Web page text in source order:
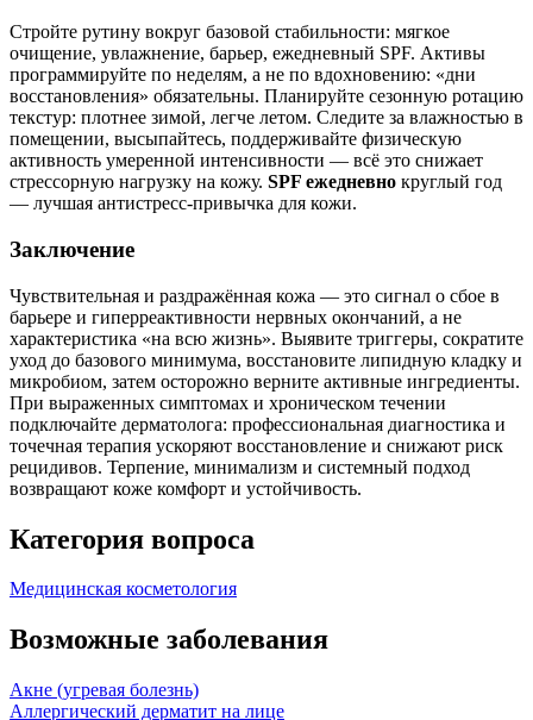
Стройте рутину вокруг базовой стабильности: мягкое
очищение, увлажнение, барьер, ежедневный SPF. Активы
программируйте по неделям, а не по вдохновению: «дни
восстановления» обязательны. Планируйте сезонную ротацию
текстур: плотнее зимой, легче летом. Следите за влажностью в
помещении, высыпайтесь, поддерживайте физическую
активность умеренной интенсивности — всё это снижает
стрессорную нагрузку на кожу. SPF ежедневно круглый год
— лучшая антистресс‑привычка для кожи.
Заключение
Чувствительная и раздражённая кожа — это сигнал о сбое в
барьере и гиперреактивности нервных окончаний, а не
характеристика «на всю жизнь». Выявите триггеры, сократите
уход до базового минимума, восстановите липидную кладку и
микробиом, затем осторожно верните активные ингредиенты.
При выраженных симптомах и хроническом течении
подключайте дерматолога: профессиональная диагностика и
точечная терапия ускоряют восстановление и снижают риск
рецидивов. Терпение, минимализм и системный подход
возвращают коже комфорт и устойчивость.
Категория вопроса
Медицинская косметология
Возможные заболевания
Акне (угревая болезнь)
Аллергический дерматит на лице